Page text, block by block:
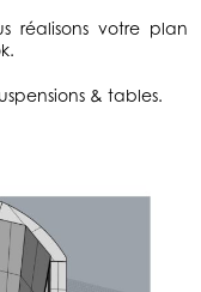
réalisons votre plan
& tables.